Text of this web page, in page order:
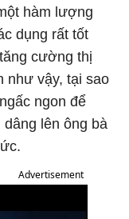
hàm lượng
dụng rất tốt
cường thị
như vậy, tại sao
ngon để
lên ông bà
Advertisement